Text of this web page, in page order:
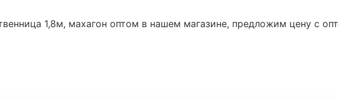
1,8м, махагон оптом в нашем магазине, предложим цену с